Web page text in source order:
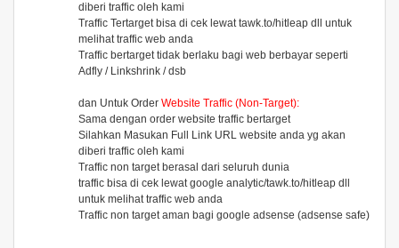
diberi traffic oleh kami
Traffic Tertarget bisa di cek lewat tawk.to/hitleap dll untuk
melihat traffic web anda
Traffic bertarget tidak berlaku bagi web berbayar seperti
Adfly / Linkshrink / dsb
dan Untuk Order Website Traffic (Non-Target):
Sama dengan order website traffic bertarget
Silahkan Masukan Full Link URL website anda yg akan
diberi traffic oleh kami
Traffic non target berasal dari seluruh dunia
traffic bisa di cek lewat google analytic/tawk.to/hitleap dll
untuk melihat traffic web anda
Traffic non target aman bagi google adsense (adsense safe)